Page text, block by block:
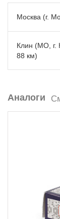
Москва (г.
Клин (МО, г.
88 км)
Аналоги